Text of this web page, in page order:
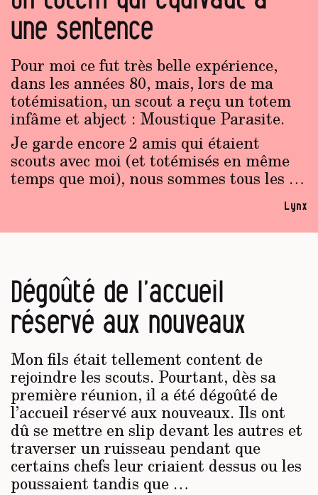
une sentence
Pour moi ce fut très belle expérience,
dans les années 80, mais, lors de ma
totémisation, un scout a reçu un totem
infâme et abject : Moustique Parasite.
Je garde encore 2 amis qui étaient
scouts avec moi (et totémisés en même
temps que moi), nous sommes tous les …
Lynx
Dégoûté de l’accueil
réservé aux nouveaux
Mon fils était tellement content de
rejoindre les scouts. Pourtant, dès sa
première réunion, il a été dégoûté de
l’accueil réservé aux nouveaux. Ils ont
dû se mettre en slip devant les autres et
traverser un ruisseau pendant que
certains chefs leur criaient dessus ou les
poussaient tandis que …